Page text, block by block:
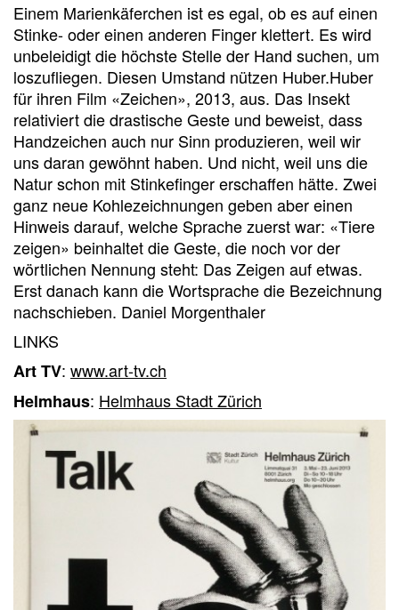
Einem Marienkäferchen ist es egal, ob es auf einen
Stinke- oder einen anderen Finger klettert. Es wird
unbeleidigt die höchste Stelle der Hand suchen, um
loszufliegen. Diesen Umstand nützen Huber.Huber
für ihren Film «Zeichen», 2013, aus. Das Insekt
relativiert die drastische Geste und beweist, dass
Handzeichen auch nur Sinn produzieren, weil wir
uns daran gewöhnt haben. Und nicht, weil uns die
Natur schon mit Stinkefinger erschaffen hätte. Zwei
ganz neue Kohlezeichnungen geben aber einen
Hinweis darauf, welche Sprache zuerst war: «Tiere
zeigen» beinhaltet die Geste, die noch vor der
wörtlichen Nennung steht: Das Zeigen auf etwas.
Erst danach kann die Wortsprache die Bezeichnung
nachschieben. Daniel Morgenthaler
LINKS
Art TV: www.art-tv.ch
Helmhaus: Helmhaus Stadt Zürich